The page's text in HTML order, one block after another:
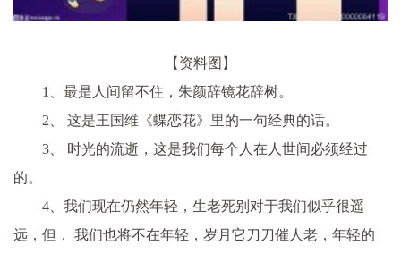
【资料图】
1、最是人间留不住，朱颜辞镜花辞树。
2、 这是王国维《蝶恋花》里的一句经典的话。
3、 时光的流逝，这是我们每个人在人世间必须经过
的。
4、我们现在仍然年轻，生老死别对于我们似乎很遥
远，但， 我们也将不在年轻，岁月它刀刀催人老，年轻的